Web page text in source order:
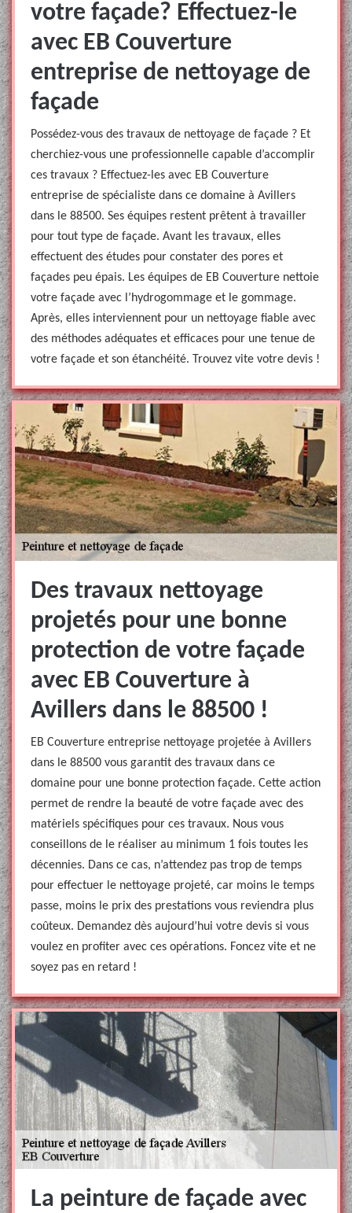
votre façade? Effectuez-le
avec EB Couverture
entreprise de nettoyage de
façade
Possédez-vous des travaux de nettoyage de façade ? Et
cherchiez-vous une professionnelle capable d’accomplir
ces travaux ? Effectuez-les avec EB Couverture
entreprise de spécialiste dans ce domaine à Avillers
dans le 88500. Ses équipes restent prêtent à travailler
pour tout type de façade. Avant les travaux, elles
effectuent des études pour constater des pores et
façades peu épais. Les équipes de EB Couverture nettoie
votre façade avec l’hydrogommage et le gommage.
Après, elles interviennent pour un nettoyage fiable avec
des méthodes adéquates et efficaces pour une tenue de
votre façade et son étanchéité. Trouvez vite votre devis !
Des travaux nettoyage
projetés pour une bonne
protection de votre façade
avec EB Couverture à
Avillers dans le 88500 !
EB Couverture entreprise nettoyage projetée à Avillers
dans le 88500 vous garantit des travaux dans ce
domaine pour une bonne protection façade. Cette action
permet de rendre la beauté de votre façade avec des
matériels spécifiques pour ces travaux. Nous vous
conseillons de le réaliser au minimum 1 fois toutes les
décennies. Dans ce cas, n’attendez pas trop de temps
pour effectuer le nettoyage projeté, car moins le temps
passe, moins le prix des prestations vous reviendra plus
coûteux. Demandez dès aujourd’hui votre devis si vous
voulez en profiter avec ces opérations. Foncez vite et ne
soyez pas en retard !
La peinture de façade avec